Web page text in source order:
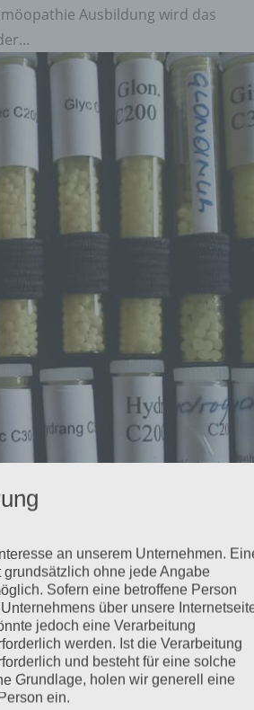
Ausbildung wird das
Schnupfen,
– die Erkältungswelle droht.
an unserem Unternehmen.
ohne jede Angabe
Sofern eine betroffene Person
über unsere
jedoch eine Verarbeitung
werden. Ist die Verarbeitung
und besteht für eine solche
Grundlage, holen wir generell eine
ein.